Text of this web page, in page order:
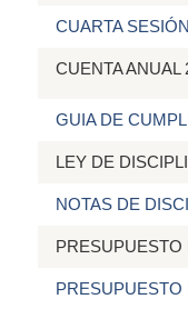
CUARTA
CUENTA ANUAL
GUIA DE
LEY DE
NOTAS DE